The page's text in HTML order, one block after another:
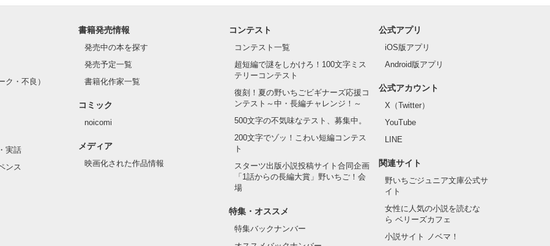
ク・不良）
実話
ンス
書籍発売情報
発売中の本を探す
発売予定一覧
書籍化作家一覧
コミック
noicomi
メディア
映画化された作品情報
コンテスト
コンテスト一覧
超短編で謎をしかけろ！100文字ミス
テリーコンテスト
復刻！夏の野いちごビギナーズ応援コ
ンテスト～中・長編チャレンジ！～
500文字の不気味なテスト、募集中。
200文字でゾッ！こわい短編コンテス
ト
スターツ出版小説投稿サイト合同企画
「1話からの長編大賞」野いちご！会
場
特集・オススメ
特集バックナンバー
公式アプリ
iOS版アプリ
Android版アプリ
公式アカウント
X（Twitter）
YouTube
LINE
関連サイト
野いちごジュニア文庫公式サ
イト
女性に人気の小説を読むな
ら ベリーズカフェ
小説サイト ノベマ！